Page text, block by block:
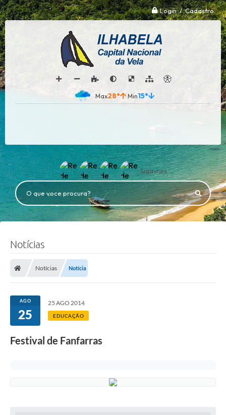
Login / Cadastro
28° 15°
Siga-nos
O que voce procura?
Notícias
Notícias Notícia
AGO
25
25 AGO 2014
EDUCAÇÃO
Festival de Fanfarras